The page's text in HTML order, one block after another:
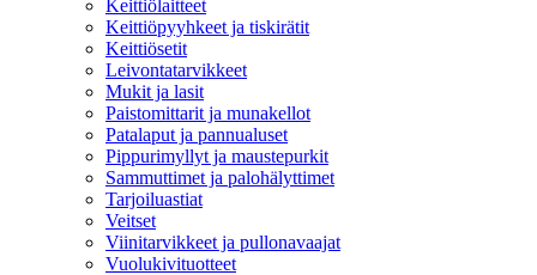
Keittiölaitteet
Keittiöpyyhkeet ja tiskirätit
Keittiösetit
Leivontatarvikkeet
Mukit ja lasit
Paistomittarit ja munakellot
Patalaput ja pannualuset
Pippurimyllyt ja maustepurkit
Sammuttimet ja palohälyttimet
Tarjoiluastiat
Veitset
Viinitarvikkeet ja pullonavaajat
Vuolukivituotteet